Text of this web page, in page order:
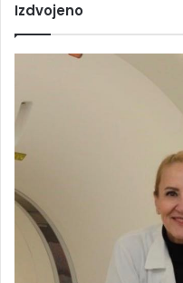
Izdvojeno